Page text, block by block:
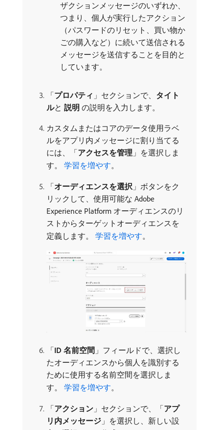
ザクションメッセージのいずれか、
つまり、個人が実行したアクション
（パスワードのリセット、買い物か
ごの購入など）に続いて送信される
メッセージを送信することを目的と
しています。
「プロパティ 」セクションで、 タイト
ル​と​ 説明 ​の説明を入力します。
カスタムまたはコアのデータ使用ラベ
ルをアプリ内メッセージに割り当てる
には、「アクセスを管理 」を選択しま
す。 学習を増やす。
「オーディエンスを選択 」ボタンをク
リックして、使用可能な Adobe
Experience Platform オーディエンスのリ
ストからターゲットオーディエンスを
定義します。 学習を増やす。
「ID 名前空間 」フィールドで、選択し
たオーディエンスから個人を識別する
ために使用する名前空間を選択しま
す。 学習を増やす。
「アクション 」セクションで、「アプ
リ内メッセージ 」を選択し、新しい設